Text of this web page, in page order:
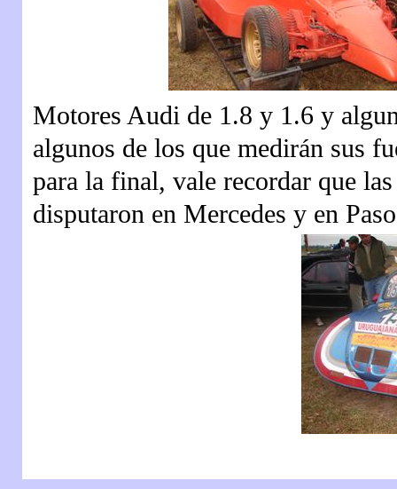
Motores Audi de 1.8 y 1.6 y
algunos de los que medirán sus
para la final, vale recordar que
disputaron en Mercedes y en